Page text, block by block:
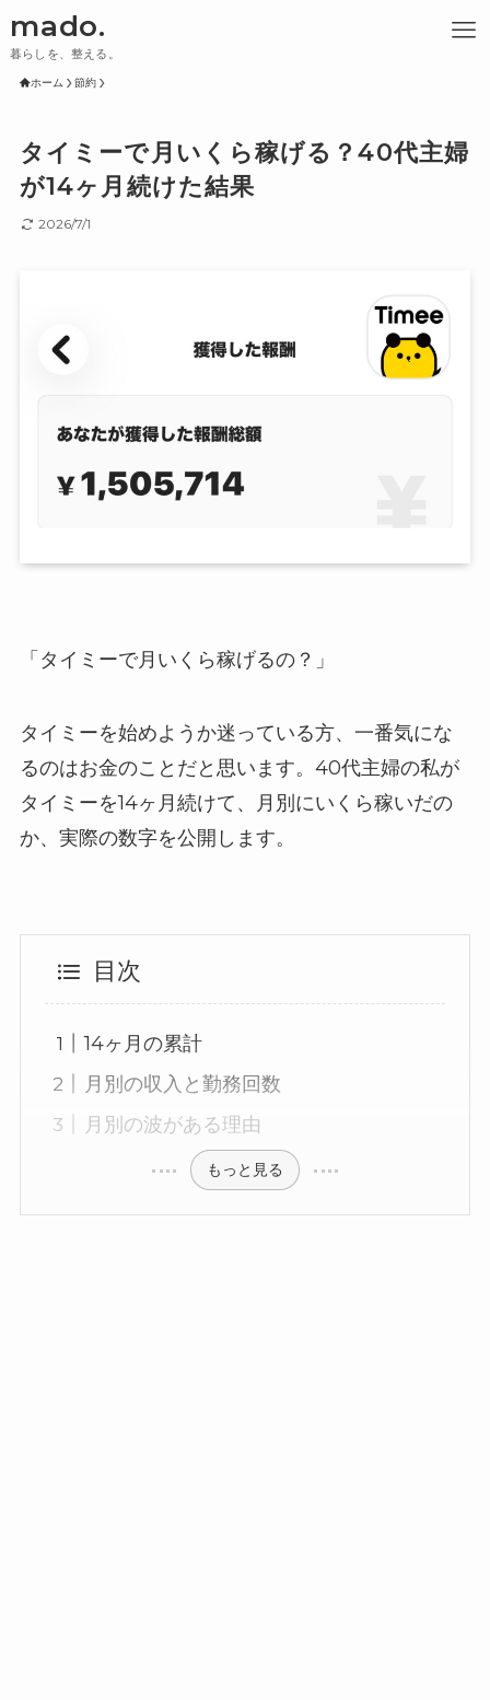
mado.
暮らしを、整える。
ホーム 節約
タイミーで月いくら稼げる？40代主婦
が14ヶ月続けた結果
2026/7/1
「タイミーで月いくら稼げるの？」
タイミーを始めようか迷っている方、一番気にな
るのはお金のことだと思います。40代主婦の私が
タイミーを14ヶ月続けて、月別にいくら稼いだの
か、実際の数字を公開します。
目次
14ヶ月の累計
月別の収入と勤務回数
月別の波がある理由
もっと見る